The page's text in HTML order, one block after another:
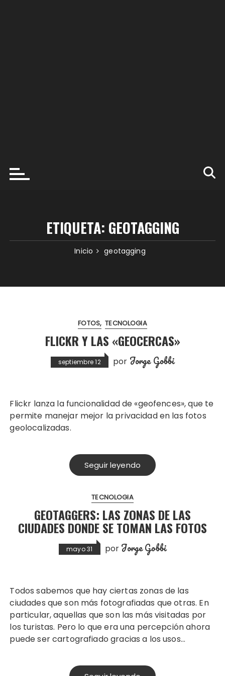
ETIQUETA: GEOTAGGING
Inicio geotagging
FOTOS TECNOLOGIA
FLICKR Y LAS «GEOCERCAS»
septiembre 12 por Jorge Gobbi
Flickr lanza la funcionalidad de «geofences», que te
permite manejar mejor la privacidad en las fotos
geolocalizadas.
Seguir leyendo
TECNOLOGIA
GEOTAGGERS: LAS ZONAS DE LAS
CIUDADES DONDE SE TOMAN LAS FOTOS
mayo 31 por Jorge Gobbi
Todos sabemos que hay ciertas zonas de las
ciudades que son más fotografiadas que otras. En
particular, aquellas que son las más visitadas por
los turistas. Pero lo que era una percepción ahora
puede ser cartografiado gracias a los usos…